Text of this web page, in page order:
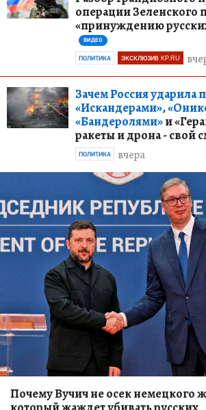
операции Зеленского
«принуждению
ВИДЕО
ПОЛИТИКА ЭКСКЛЮЗИВ KP.RU
Зачем Россия ударила
«Искандерами»,
«Бандеролями»и
ракеты и дрона - свой
вчера
ПОЛИТИКА
Почему Вучич не осек немецкого